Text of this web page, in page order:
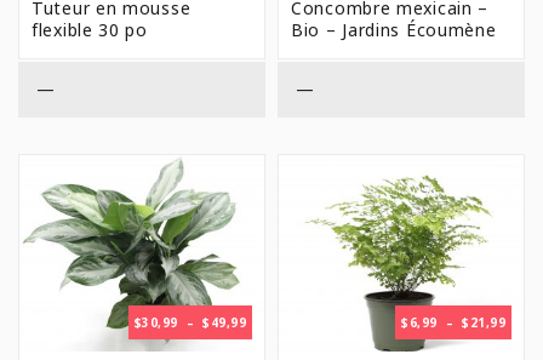
Tuteur en mousse
flexible 30 po
—
Concombre mexicain –
Bio – Jardins Écoumène
—
$30,99 – $ 49,99PLAGE
DE
$ 6,99 – $ 21,99
DE